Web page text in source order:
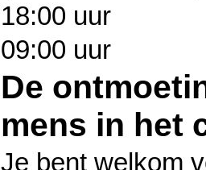
18:00 uur
09:00 uur
De
mens in het
Je bent welkom